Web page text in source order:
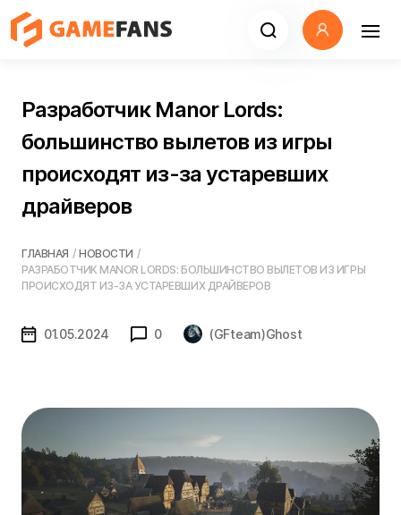
Разработчик Manor Lords:
большинство вылетов из игры
происходят из-за устаревших
драйверов
ГЛАВНАЯ / НОВОСТИ /
РАЗРАБОТЧИК MANOR LORDS: БОЛЬШИНСТВО ВЫЛЕТОВ ИЗ ИГРЫ
ПРОИСХОДЯТ ИЗ-ЗА УСТАРЕВШИХ ДРАЙВЕРОВ
01.05.2024 0 (GFteam)Ghost